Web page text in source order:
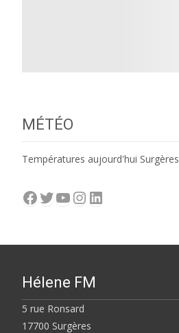
MÉTÉO
Températures aujourd'hui Surgères
Facebook
Twitter
YouTube
Instagram
LinkedIn
Hélene FM
5 rue Ronsard
17700 Surgères